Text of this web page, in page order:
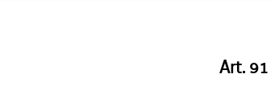
Art. 91